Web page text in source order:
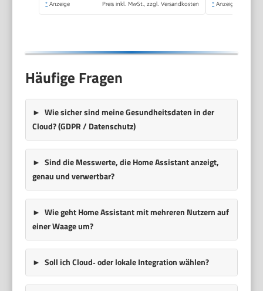
* Anzeige Preis inkl. MwSt., zzgl. Versandkosten * Anzeige
Häufige Fragen
Wie sicher sind meine Gesundheitsdaten in der
Cloud? (GDPR / Datenschutz)
Sind die Messwerte, die Home Assistant anzeigt,
genau und verwertbar?
Wie geht Home Assistant mit mehreren Nutzern auf
einer Waage um?
Soll ich Cloud‑ oder lokale Integration wählen?